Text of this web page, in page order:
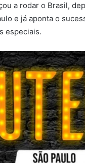
a rodar o Brasil,
e já aponta o
especiais.